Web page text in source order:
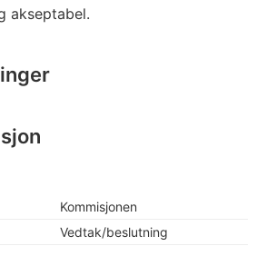
akseptabel.
Kommisjonen
Vedtak/beslutning